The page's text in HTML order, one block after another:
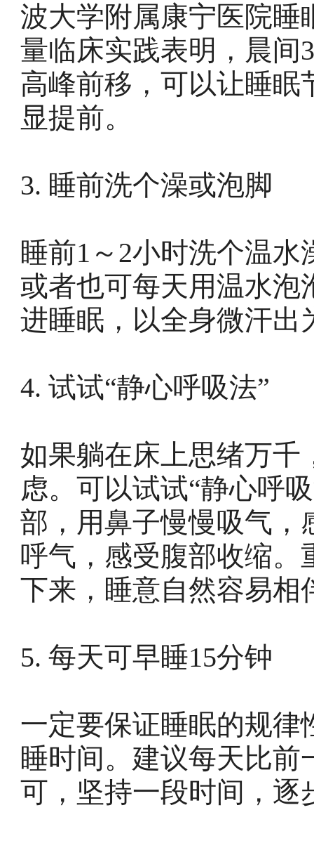
波大学附属康宁医院睡
量临床实践表明，晨间
高峰前移，可以让睡眠
显提前。
3. 睡前洗个澡或泡脚
睡前1～2小时洗个温
或者也可每天用温水泡
进睡眠，以全身微汗出
4. 试试“静心呼吸法”
如果躺在床上思绪万千
虑。可以试试“静心呼
部，用鼻子慢慢吸气，
呼气，感受腹部收缩。
下来，睡意自然容易相
5. 每天可早睡15分钟
一定要保证睡眠的规律
睡时间。建议每天比前
可，坚持一段时间，逐